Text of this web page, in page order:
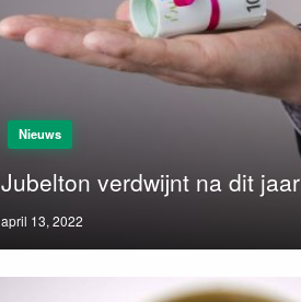
Nieuws
Jubelton verdwijnt na dit jaar
Posted
on
april 13, 2022